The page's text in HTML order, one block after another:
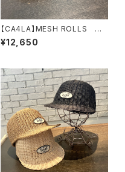
【CA4LA】MESH ROLLS
フィッシャーマン ロールキャ
ップ MIU00022
¥12,650